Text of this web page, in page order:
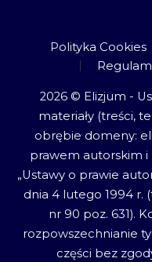
Polityka Cookies
2026 © Elizjum -
materiały (treści,
obrębie domeny:
prawem autorskim
„Ustawy o prawie
dnia 4 lutego 1994 r.
nr 90 poz. 631).
rozpowszechnianie
części bez